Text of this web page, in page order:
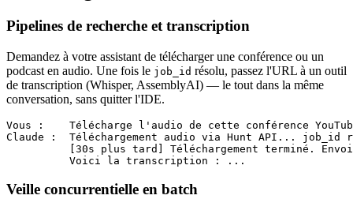
Pipelines de recherche et transcription
Demandez à votre assistant de télécharger une conférence ou un
podcast en audio. Une fois le job_id résolu, passez l'URL à un outil
de transcription (Whisper, AssemblyAI) — le tout dans la même
conversation, sans quitter l'IDE.
Vous :    Télécharge l'audio de cette conférence
Claude :  Téléchargement audio via Hunt API... job_id
[30s plus tard] Téléchargement terminé.
Veille concurrentielle en batch